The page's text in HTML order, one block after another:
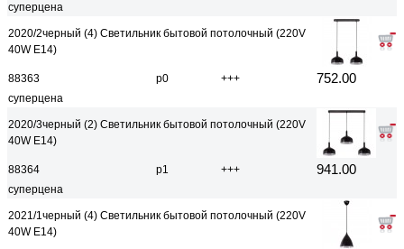
суперцена
2020/2черный (4) Светильник бытовой потолочный (220V
40W E14)
88363 р0 +++ 752.00
суперцена
2020/3черный (2) Светильник бытовой потолочный (220V
40W E14)
88364 р1 +++ 941.00
суперцена
2021/1черный (4) Светильник бытовой потолочный (220V
40W E14)